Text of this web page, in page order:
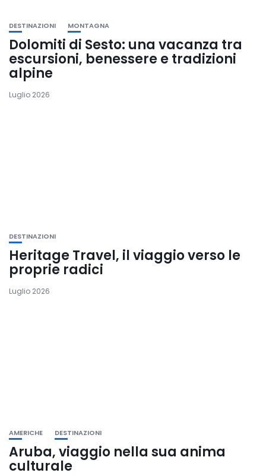
DESTINAZIONI MONTAGNA
Dolomiti di Sesto: una vacanza tra
escursioni, benessere e tradizioni
alpine
Luglio 2026
DESTINAZIONI
Heritage Travel, il viaggio verso le
proprie radici
Luglio 2026
AMERICHE DESTINAZIONI
Aruba, viaggio nella sua anima
culturale